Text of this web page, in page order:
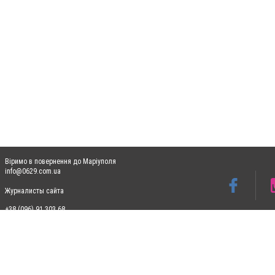
Віримо в повернення до Маріуполя
info@0629.com.ua
Журналисты сайта
+38 (096) 91 303 68